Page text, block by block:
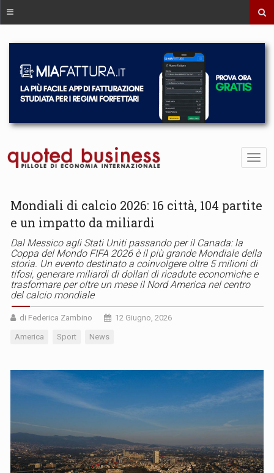
Mondiali di calcio 2026: 16 città, 104 partite
e un impatto da miliardi
Dal Messico agli Stati Uniti passando per il Canada: la
Coppa del Mondo FIFA 2026 è il più grande Mondiale della
storia. Un evento destinato a coinvolgere oltre 5 milioni di
tifosi, generare miliardi di dollari di ricadute economiche e
trasformare per oltre un mese il Nord America nel centro
del calcio mondiale
di Federica Zambino 12 Giugno, 2026
America Sport News